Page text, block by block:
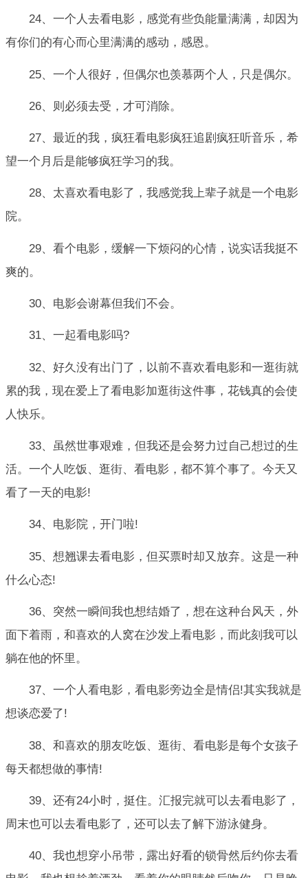
24、一个人去看电影，感觉有些负能量满满，却因为
有你们的有心而心里满满的感动，感恩。
25、一个人很好，但偶尔也羡慕两个人，只是偶尔。
26、则必须去受，才可消除。
27、最近的我，疯狂看电影疯狂追剧疯狂听音乐，希
望一个月后是能够疯狂学习的我。
28、太喜欢看电影了，我感觉我上辈子就是一个电影
院。
29、看个电影，缓解一下烦闷的心情，说实话我挺不
爽的。
30、电影会谢幕但我们不会。
31、一起看电影吗?
32、好久没有出门了，以前不喜欢看电影和一逛街就
累的我，现在爱上了看电影加逛街这件事，花钱真的会使
人快乐。
33、虽然世事艰难，但我还是会努力过自己想过的生
活。一个人吃饭、逛街、看电影，都不算个事了。今天又
看了一天的电影!
34、电影院，开门啦!
35、想翘课去看电影，但买票时却又放弃。这是一种
什么心态!
36、突然一瞬间我也想结婚了，想在这种台风天，外
面下着雨，和喜欢的人窝在沙发上看电影，而此刻我可以
躺在他的怀里。
37、一个人看电影，看电影旁边全是情侣!其实我就是
想谈恋爱了!
38、和喜欢的朋友吃饭、逛街、看电影是每个女孩子
每天都想做的事情!
39、还有24小时，挺住。汇报完就可以去看电影了，
周末也可以去看电影了，还可以去了解下游泳健身。
40、我也想穿小吊带，露出好看的锁骨然后约你去看